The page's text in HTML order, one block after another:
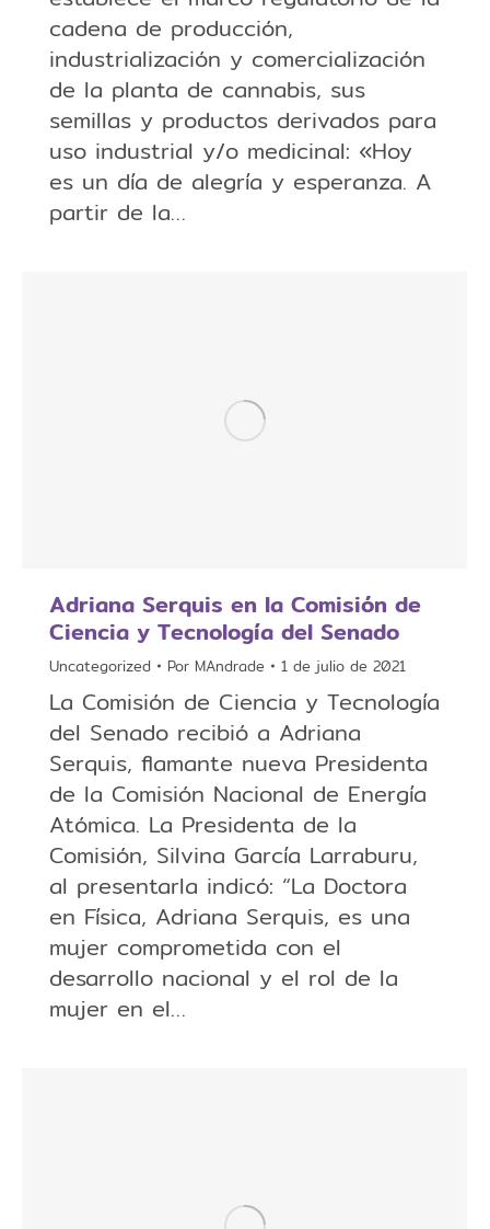
cadena de producción,
industrialización y comercialización
de la planta de cannabis, sus
semillas y productos derivados para
uso industrial y/o medicinal: «Hoy
es un día de alegría y esperanza. A
partir de la…
Adriana Serquis en la Comisión de
Ciencia y Tecnología del Senado
Uncategorized Por MAndrade 1 de julio de 2021
La Comisión de Ciencia y Tecnología
del Senado recibió a Adriana
Serquis, flamante nueva Presidenta
de la Comisión Nacional de Energía
Atómica. La Presidenta de la
Comisión, Silvina García Larraburu,
al presentarla indicó: “La Doctora
en Física, Adriana Serquis, es una
mujer comprometida con el
desarrollo nacional y el rol de la
mujer en el…